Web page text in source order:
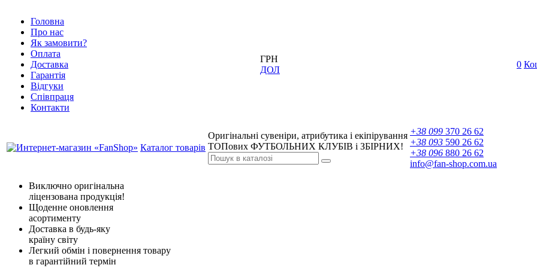
Головна
Про нас
Як замовити?
Оплата
Доставка
Гарантія
Відгуки
Співпраця
Контакти
ГРН
ДОЛ
0
Каталог товарів
Оригінальні сувеніри, атрибутика і екіпірування
ТОПових ФУТБОЛЬНИХ КЛУБІВ і ЗБІРНИХ!
+38 099 370 26 62
+38 093 590 26 62
+38 096 880 26 62
info@fan-shop.com.ua
Виключно оригінальна
ліцензована продукція!
Щоденне оновлення
асортименту
Доставка в будь-яку
країну світу
Легкий обмін і повернення товару
в гарантійний термін